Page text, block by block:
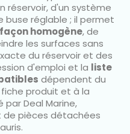
réservoir, d'un système
buse réglable ; il permet
homogène, de
les surfaces sans
du réservoir et des
d'emploi et la liste
dépendent du
produit et à la
Deal Marine,
de pièces détachées